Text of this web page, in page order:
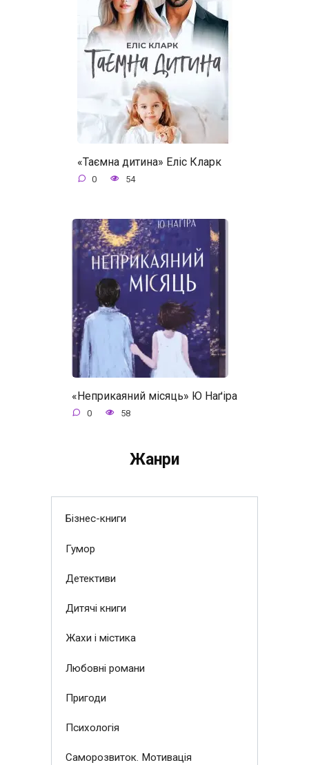
«Таємна дитина» Еліс Кларк
0 54
«Неприкаяний місяць» Ю Наґіра
0 58
Жанри
Бізнес-книги
Гумор
Детективи
Дитячі книги
Жахи і містика
Любовні романи
Пригоди
Психологія
Саморозвиток. Мотивація